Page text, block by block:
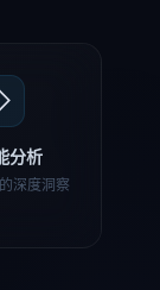
分析
深度洞察